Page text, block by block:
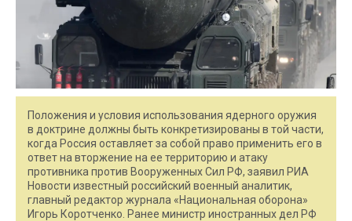
Положения и условия использования ядерного оружия
в доктрине должны быть конкретизированы в той части,
когда Россия оставляет за собой право применить его в
ответ на вторжение на ее территорию и атаку
противника против Вооруженных Сил РФ, заявил РИА
Новости известный российский военный аналитик,
главный редактор журнала «Национальная оборона»
Игорь Коротченко. Ранее министр иностранных дел РФ